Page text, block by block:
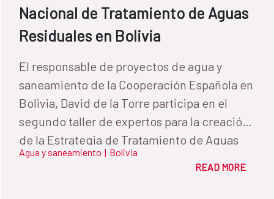
Nacional de Tratamiento de Aguas
Residuales en Bolivia
El responsable de proyectos de agua y
saneamiento de la Cooperación Española en
Bolivia, David de la Torre participa en el
segundo taller de expertos para la creación
de la Estrategia de Tratamiento de Aguas
Residuales del país andino.
Agua y saneamiento | Bolivia
READ MORE